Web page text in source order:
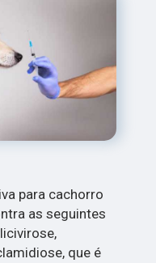
para cachorro
as seguintes
que é